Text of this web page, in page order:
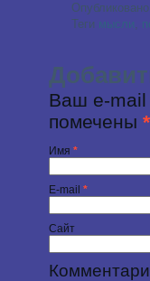
Теги мысли,
Ваш e-mail
помечены *
Имя *
E-mail *
Сайт